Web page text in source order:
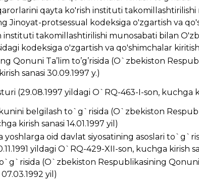
qayta ko'rish instituti
Jinoyat-protsessual kodeksiga o'zgartish va
takomillashtirilishi munosabati bilan
kodeksiga o'zgartish va qo'shimchalar
Qonuni Ta’lim to’g’risida (O`zbekiston
sanasi 30.09.1997 y.)
(29.08.1997 yildagi O`RQ-463-I-son, kuchga
belgilash to`g`risida (O`zbekiston
kirish sanasi 14.01.1997 yil)
yoshlarga oid davlat siyosatining asoslari
yildagi O`RQ-429-XII-son, kuchga kirish
(O`zbekiston Respublikasining Qonuni
yil)